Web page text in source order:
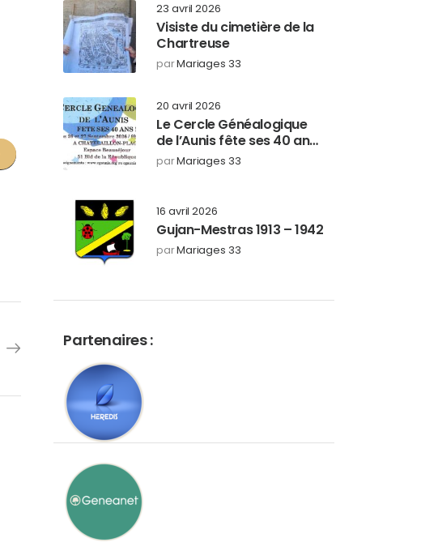
23 avril 2026
Visiste du cimetière de la
Chartreuse
parMariages 33
20 avril 2026
Le Cercle Généalogique
de l’Aunis fête ses 40 ans
les 26 et 27 septembre
2026
parMariages 33
16 avril 2026
Gujan-Mestras 1913 – 1942
parMariages 33
Partenaires :